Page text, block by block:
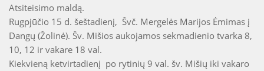
Atsiteisimo maldą.
Rugpjūčio 15 d. šeštadienį, Švč. Mergelės Marijos Ėmimas į
Dangų (Žolinė). Šv. Mišios aukojamos sekmadienio tvarka 8,
10, 12 ir vakare 18 val.
Kiekvieną ketvirtadienį po rytinių 9 val. šv. Mišių iki vakaro